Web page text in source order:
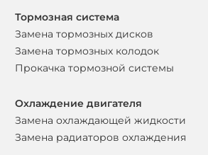
Тормозная система
Замена тормозных дисков
Замена тормозных колодок
Прокачка тормозной системы
Охлаждение двигателя
Замена охлаждающей жидкости
Замена радиаторов охлаждения